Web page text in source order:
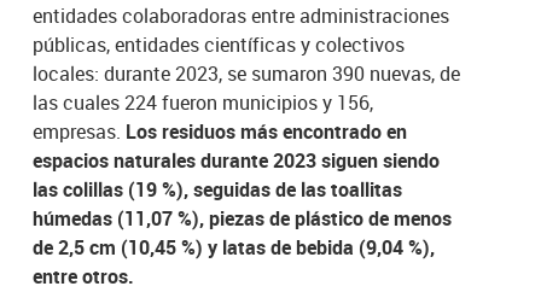
entidades colaboradoras entre administraciones
públicas, entidades científicas y colectivos
locales: durante 2023, se sumaron 390 nuevas, de
las cuales 224 fueron municipios y 156,
empresas. Los residuos más encontrado en
espacios naturales durante 2023 siguen siendo
las colillas (19 %), seguidas de las toallitas
húmedas (11,07 %), piezas de plástico de menos
de 2,5 cm (10,45 %) y latas de bebida (9,04 %),
entre otros.